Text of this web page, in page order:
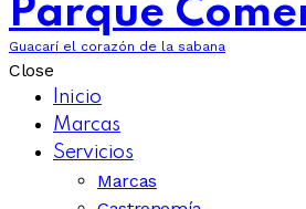
Parque
Guacarí el corazón de la sabana
Close
Inicio
Marcas
Servicios
Marcas